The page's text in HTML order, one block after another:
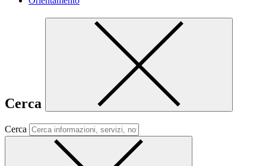
Cerca
Cerca